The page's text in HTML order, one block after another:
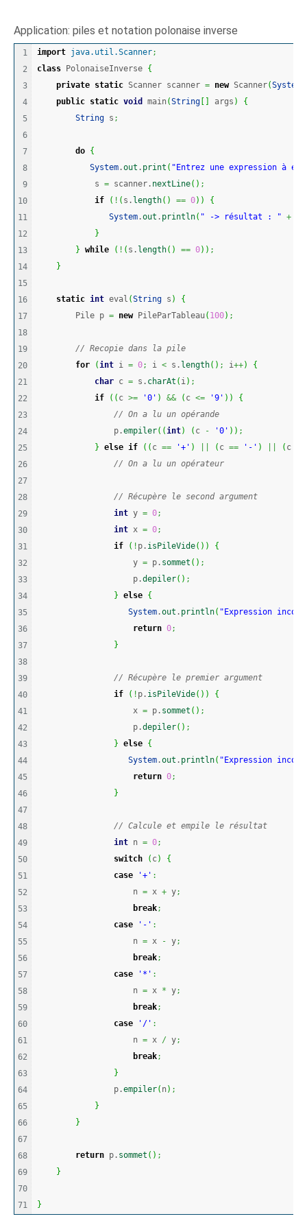
Application: piles et notation polonaise inverse
1
2
3
4
5
6
7
8
9
10
11
12
13
14
15
16
17
18
19
20
21
22
23
24
25
26
27
28
29
30
31
32
33
34
35
36
37
38
39
40
41
42
43
44
45
46
47
48
49
50
51
52
53
54
55
56
57
58
59
60
61
62
63
64
65
66
67
68
69
70
import java.util.Scanner;
class PolonaiseInverse {
private static Scanner scanner = new Scanner(System
public static void main(String args )
{
String s ;
do {
System .out . print ( "Entrez une expression à
            s
= scanner. nextLine( ) ;
if
( ! ( s. length( ) == 0) )
{
System .out . println( " -> résultat : " +
}
}
while ( ! ( s. length( ) == 0) ) ;
}
static int eval (String s )
{
        Pile p
= new PileParTableau( 100) ;
// Recopie dans la pile
for
(int i = 0; i < s. length( ) ; i++)
{
char c = s. charAt ( i) ;
if
( ( c >= '0' ) && ( c <= '9' ) )
{
// On a lu un opérande
                p.
empiler( (int) ( c - '0' ) ) ;
}
else if ( ( c == '+' ) ( c == '-' ) ( c
// On a lu un opérateur
// Récupère le second argument
int y = 0;
int x = 0;
if
( ! p. isPileVide( ) )
{
                    y
= p. sommet ( ) ;
                    p.
depiler( ) ;
}
else {
System .out . println( "Expression
return 0;
}
// Récupère le premier argument
if
( ! p. isPileVide( ) )
{
                    x
= p. sommet ( ) ;
                    p.
depiler( ) ;
}
else {
System .out . println( "Expression
return 0;
}
// Calcule et empile le résultat
int n = 0;
switch
( c)
{
case
'+' :
                    n
= x + y;
break;
case
'-' :
                    n
= x - y;
break;
case
'*' :
                    n
= x * y;
break;
case
'/' :
                    n
= x / y;
break;
}
                p.
empiler( n) ;
}
}
return p. sommet ( ) ;
}
}